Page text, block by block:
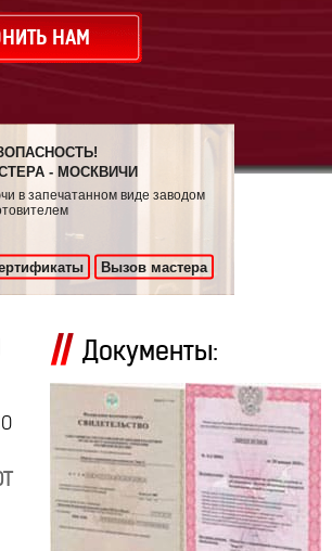
НАМ
- МОСКВИЧИ
в запечатанном виде заводом
Вызов мастера
Документы: